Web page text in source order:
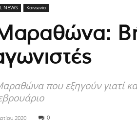
NEWS Κοινωνία
που εξηγούν γιατί
2020 0